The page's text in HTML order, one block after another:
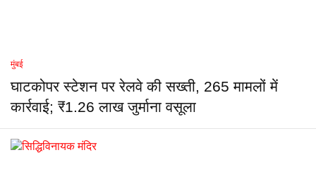
मुंबई
घाटकोपर स्टेशन पर रेलवे की सख्ती, 265 मामलों में
कार्रवाई; ₹1.26 लाख जुर्माना वसूला